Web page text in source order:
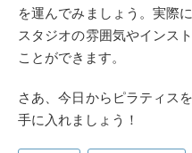
を運んでみましょう。実際
スタジオの雰囲気やインス
ことができます。
さあ、今日からピラティス
手に入れましょう！